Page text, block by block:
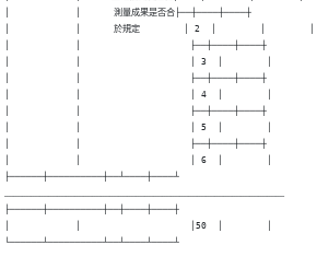
│            │      測量成果是否合├──┼────┼────┼
│            │      於規定        │ 2  │        │        │
│            │                    ├──┼────┼────┼
│            │                    │ 3  │        │        │
│            │                    ├──┼────┼────┼
│            │                    │ 4  │        │        │
│            │                    ├──┼────┼────┼
│            │                    │ 5  │        │        │
│            │                    ├──┼────┼────┼
│            │                    │ 6  │        │        │
├──────┼──────────┼──┴────┼────┴
├──────┼──────────┼──┼────┼────┼
│            │                    │50  │        │        │
└──────┴──────────┴──┴────┴────┴